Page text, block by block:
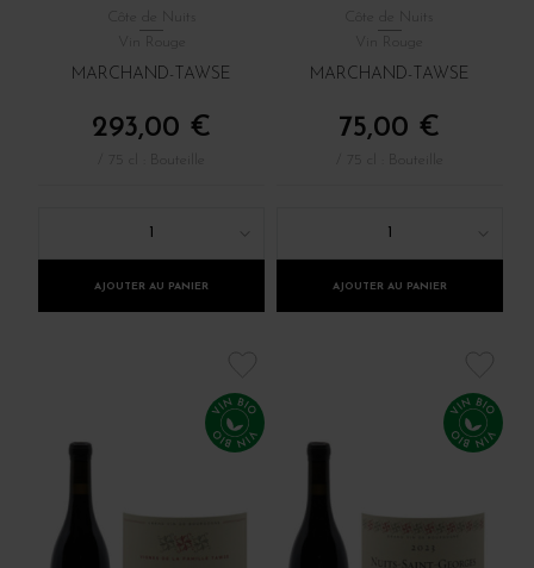
MARCHAND-TAWSE
293,00 €
AJOUTER AU PANIER
MARCHAND-TAWSE
75,00 €
AJOUTER AU PANIER